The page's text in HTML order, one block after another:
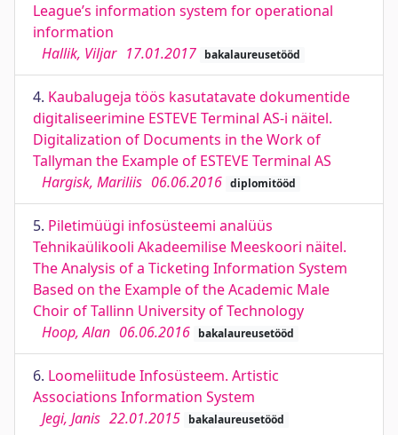
League’s information system for operational
information
Hallik, Viljar 17.01.2017 bakalaureusetööd
4. Kaubalugeja töös kasutatavate dokumentide
digitaliseerimine ESTEVE Terminal AS-i näitel.
Digitalization of Documents in the Work of
Tallyman the Example of ESTEVE Terminal AS
Hargisk, Mariliis 06.06.2016 diplomitööd
5. Piletimüügi infosüsteemi analüüs
Tehnikaülikooli Akadeemilise Meeskoori näitel.
The Analysis of a Ticketing Information System
Based on the Example of the Academic Male
Choir of Tallinn University of Technology
Hoop, Alan 06.06.2016 bakalaureusetööd
6. Loomeliitude Infosüsteem. Artistic
Associations Information System
Jegi, Janis 22.01.2015 bakalaureusetööd